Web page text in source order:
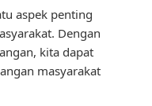
aspek penting
Dengan
kita dapat
masyarakat